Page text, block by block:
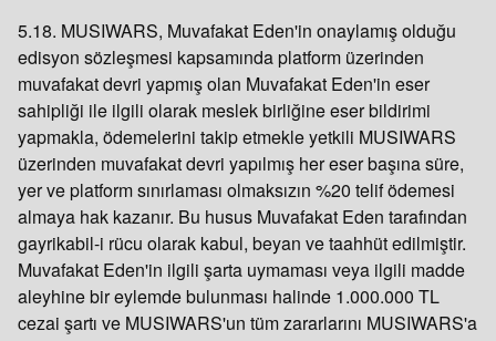
5.18. MUSIWARS, Muvafakat Eden'in onaylamış olduğu
edisyon sözleşmesi kapsamında platform üzerinden
muvafakat devri yapmış olan Muvafakat Eden'in eser
sahipliği ile ilgili olarak meslek birliğine eser bildirimi
yapmakla, ödemelerini takip etmekle yetkili MUSIWARS
üzerinden muvafakat devri yapılmış her eser başına süre,
yer ve platform sınırlaması olmaksızın %20 telif ödemesi
almaya hak kazanır. Bu husus Muvafakat Eden tarafından
gayrikabil-i rücu olarak kabul, beyan ve taahhüt edilmiştir.
Muvafakat Eden'in ilgili şarta uymaması veya ilgili madde
aleyhine bir eylemde bulunması halinde 1.000.000 TL
cezai şartı ve MUSIWARS'un tüm zararlarını MUSIWARS'a